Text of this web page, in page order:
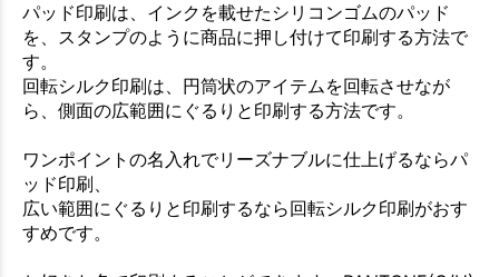
パッド印刷は、インクを載せたシリコンゴムのパッド
を、スタンプのように商品に押し付けて印刷する方法で
す。
回転シルク印刷は、円筒状のアイテムを回転させなが
ら、側面の広範囲にぐるりと印刷する方法です。
ワンポイントの名入れでリーズナブルに仕上げるならパ
ッド印刷、
広い範囲にぐるりと印刷するなら回転シルク印刷がおす
すめです。